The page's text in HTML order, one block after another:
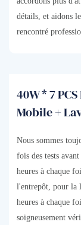
détails, et aidons
rencontré
40W * 7
Mobile +
Nous sommes
fois des tests
heures à chaque
l'entrepôt, pour la
heures à chaque
soigneusement